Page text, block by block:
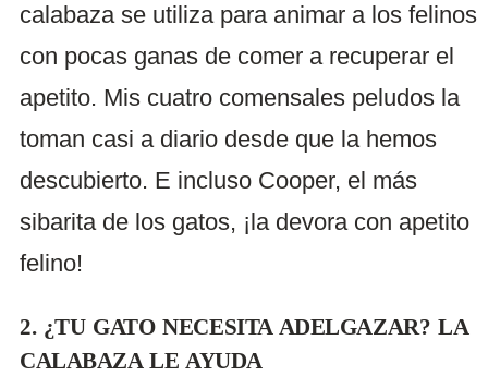
calabaza se utiliza para animar a los felinos
con pocas ganas de comer a recuperar el
apetito. Mis cuatro comensales peludos la
toman casi a diario desde que la hemos
descubierto. E incluso Cooper, el más
sibarita de los gatos, ¡la devora con apetito
felino!
2. ¿TU GATO NECESITA ADELGAZAR? LA
CALABAZA LE AYUDA